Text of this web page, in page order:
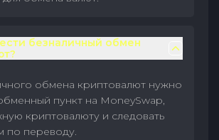
безналичный обмен
обмена криптовалют нужно
пункт на MoneySwap,
криптовалюту и следовать
по переводу.